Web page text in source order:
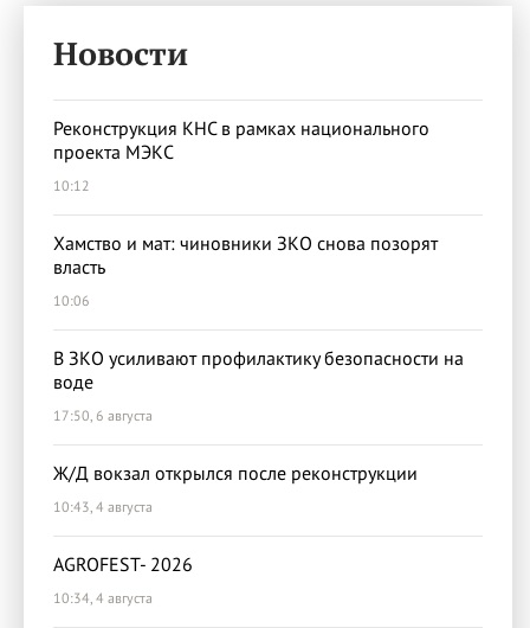
Новости
Реконструкция КНС в рамках национального
проекта МЭКС
10:12
Хамство и мат: чиновники ЗКО снова позорят
власть
10:06
В ЗКО усиливают профилактику безопасности на
воде
17:50, 6 августа
Ж/Д вокзал открылся после реконструкции
10:43, 4 августа
AGROFEST- 2026
10:34, 4 августа